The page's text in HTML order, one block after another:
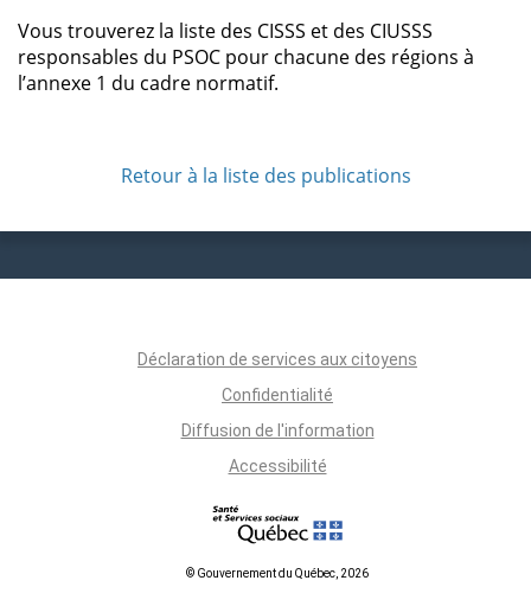
Vous trouverez la liste des CISSS et des CIUSSS
responsables du PSOC pour chacune des régions à
l’annexe 1 du cadre normatif.
Retour à la liste des publications
Déclaration de services aux citoyens
Confidentialité
Diffusion de l'information
Accessibilité
© Gouvernement du Québec, 2026